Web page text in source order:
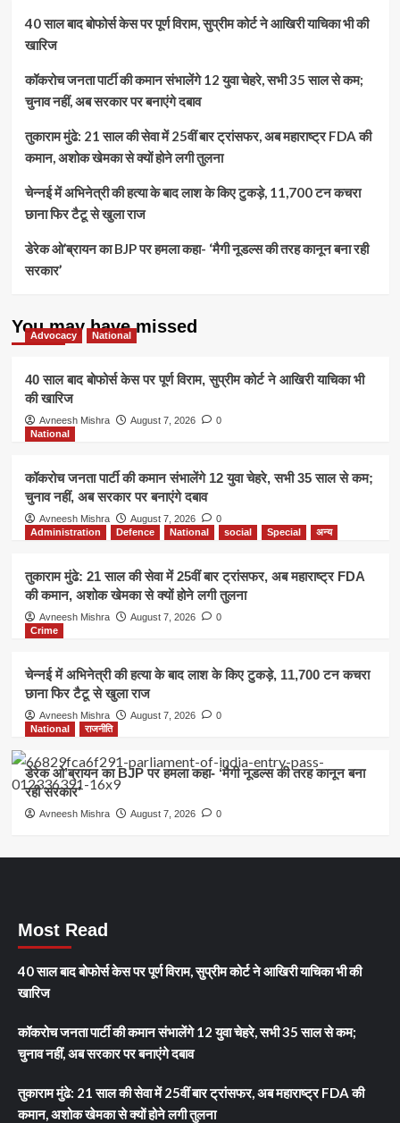
71
का
लोकार्पण
का
दिनों
में
हजार
ज्यादा
तीर्थ
यात्री
पहुंचे
को
40 साल बाद बोफोर्स केस पर पूर्ण विराम, सुप्रीम कोर्ट ने आखिरी याचिका भी की
खारिज
कॉकरोच जनता पार्टी की कमान संभालेंगे 12 युवा चेहरे, सभी 35 साल से कम;
चुनाव नहीं, अब सरकार पर बनाएंगे दबाव
तुकाराम मुंढे: 21 साल की सेवा में 25वीं बार ट्रांसफर, अब महाराष्ट्र FDA की
कमान, अशोक खेमका से क्यों होने लगी तुलना
चेन्नई में अभिनेत्री की हत्या के बाद लाश के किए टुकड़े, 11,700 टन कचरा
छाना फिर टैटू से खुला राज
डेरेक ओ’ब्रायन का BJP पर हमला कहा- ‘मैगी नूडल्स की तरह कानून बना रही
सरकार’
You may have missed
Advocacy National
40 साल बाद बोफोर्स केस पर पूर्ण विराम, सुप्रीम कोर्ट ने आखिरी याचिका भी
की खारिज
Avneesh Mishra August 7, 2026
0
National
कॉकरोच जनता पार्टी की कमान संभालेंगे 12 युवा चेहरे, सभी 35 साल से कम;
चुनाव नहीं, अब सरकार पर बनाएंगे दबाव
Avneesh Mishra August 7, 2026
0
Administration
Defence National social Special अन्य
तुकाराम मुंढे: 21 साल की सेवा में 25वीं बार ट्रांसफर, अब महाराष्ट्र FDA
की कमान, अशोक खेमका से क्यों होने लगी तुलना
Avneesh Mishra August 7, 2026
0
Crime
चेन्नई में अभिनेत्री की हत्या के बाद लाश के किए टुकड़े, 11,700 टन कचरा
छाना फिर टैटू से खुला राज
Avneesh Mishra August 7, 2026
0
National
राजनीति
डेरेक ओ’ब्रायन का BJP पर हमला कहा- ‘मैगी नूडल्स की तरह कानून बना
रही सरकार’
Avneesh Mishra August 7, 2026 0
Most Read
40 साल बाद बोफोर्स केस पर पूर्ण विराम, सुप्रीम कोर्ट ने आखिरी याचिका भी की
खारिज
कॉकरोच जनता पार्टी की कमान संभालेंगे 12 युवा चेहरे, सभी 35 साल से कम;
चुनाव नहीं, अब सरकार पर बनाएंगे दबाव
तुकाराम मुंढे: 21 साल की सेवा में 25वीं बार ट्रांसफर, अब महाराष्ट्र FDA की
कमान, अशोक खेमका से क्यों होने लगी तुलना